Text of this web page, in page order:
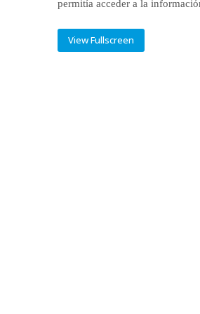
permitía acceder a la
View Fullscreen